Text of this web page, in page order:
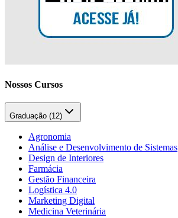
Nossos Cursos
Graduação (12)
Agronomia
Análise e Desenvolvimento de Sistemas
Design de Interiores
Farmácia
Gestão Financeira
Logística 4.0
Marketing Digital
Medicina Veterinária